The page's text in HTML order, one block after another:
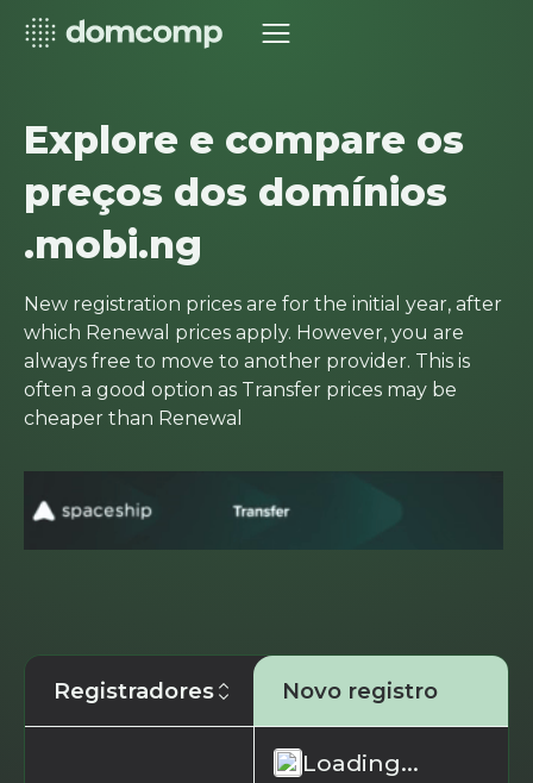
Explore e compare os
preços dos domínios
.mobi.ng
New registration prices are for the initial year, after
which Renewal prices apply. However, you are
always free to move to another provider. This is
often a good option as Transfer prices may be
cheaper than Renewal
Registradores Novo registro
Loading...